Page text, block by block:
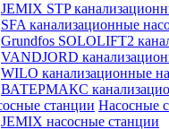
JEMIX STP
SFA канализационные
Grundfos SOLOLIFT2
VANDJORD
WILO канализационные
ВАТЕРМАКС
Насосные
JEMIX насосные станции